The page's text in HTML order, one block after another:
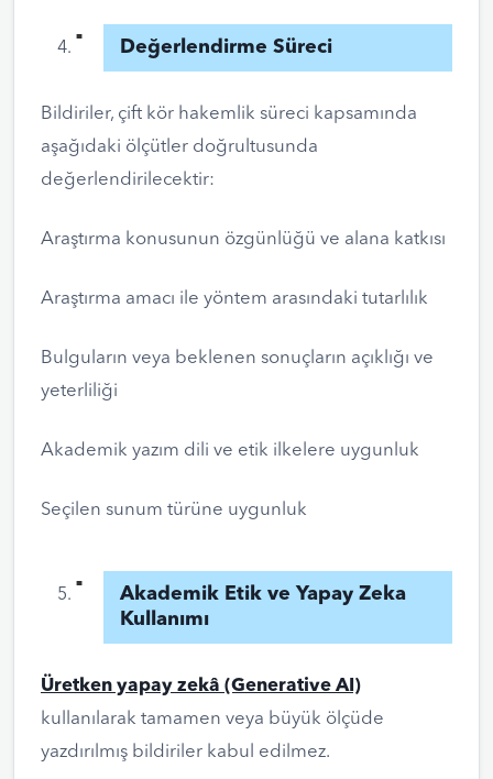
Değerlendirme Süreci
Bildiriler, çift kör hakemlik süreci kapsamında
aşağıdaki ölçütler doğrultusunda
değerlendirilecektir:
Araştırma konusunun özgünlüğü ve alana katkısı
Araştırma amacı ile yöntem arasındaki tutarlılık
Bulguların veya beklenen sonuçların açıklığı ve
yeterliliği
Akademik yazım dili ve etik ilkelere uygunluk
Seçilen sunum türüne uygunluk
Akademik Etik ve Yapay Zeka
Kullanımı
Üretken yapay zekâ (Generative AI)
kullanılarak tamamen veya büyük ölçüde
yazdırılmış bildiriler kabul edilmez.